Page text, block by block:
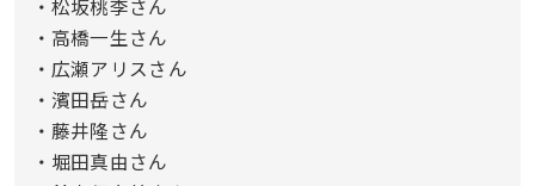
・松坂桃李さん
・高橋一生さん
・広瀬アリスさん
・濱田岳さん
・藤井隆さん
・堀田真由さん